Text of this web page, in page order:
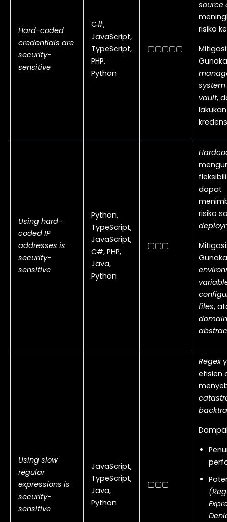
Hard-coded
credentials are
security-
sensitive
C#,
JavaScript,
TypeScript,
PHP,
Python
▢▢▢▢▢
source
risiko
system
vault,
Using hard-
coded IP
addresses is
security-
sensitive
Python,
TypeScript,
JavaScript,
C#, PHP,
Java,
Python
▢▢▢
dapat
risiko
files,
domain
Using slow
regular
expressions is
security-
sensitive
JavaScript,
TypeScript,
Java,
Python
▢▢▢
Regex
efisien